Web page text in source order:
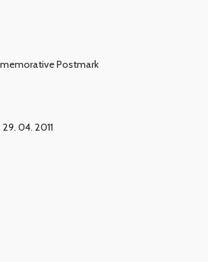
Postmark
04. 2011